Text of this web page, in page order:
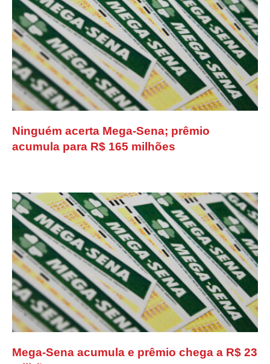
Ninguém acerta Mega-Sena; prêmio
acumula para R$ 165 milhões
Mega-Sena acumula e prêmio chega a R$ 23